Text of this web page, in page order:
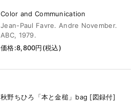
Color and Communication
Jean-Paul Favre. Andre November.
ABC, 1979.
価格:8,800円(税込)
秋野ちひろ「本と金槌」bag [図録付]